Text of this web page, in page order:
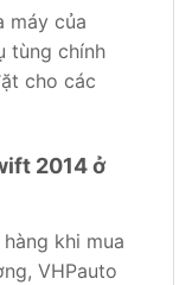
máy của
tùng chính
cho các
2014 ở
khi mua
VHPauto